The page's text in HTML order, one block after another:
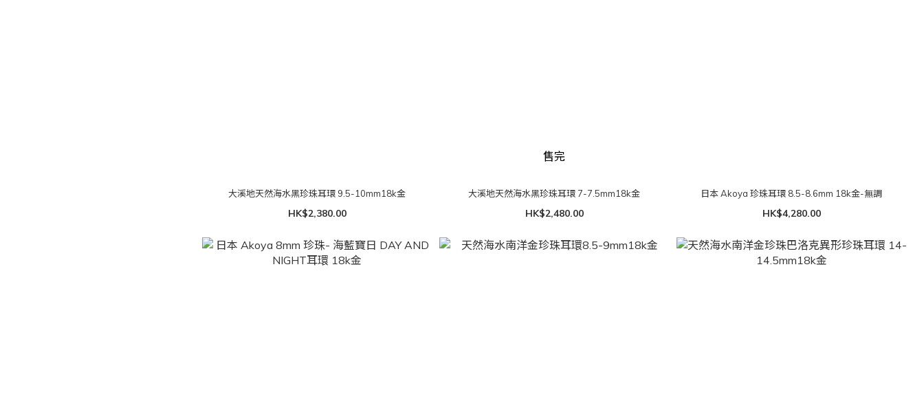
大溪地天然海水黑珍珠耳環 9.5-10mm18k金
HK$2,380.00
售完
大溪地天然海水黑珍珠耳環 7-7.5mm18k金
HK$2,480.00
日本 Akoya 珍珠耳環 8.5-8.6mm 18k金-無調
HK$4,280.00